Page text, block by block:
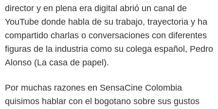
director y en plena era digital abrió un canal de
YouTube donde habla de su trabajo, trayectoria y ha
compartido charlas o conversaciones con diferentes
figuras de la industria como su colega español, Pedro
Alonso (La casa de papel).
Por muchas razones en SensaCine Colombia
quisimos hablar con el bogotano sobre sus gustos